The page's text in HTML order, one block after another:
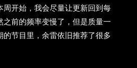
周开始，我会尽量让更新回到每
之前的频率变慢了，但是质量一
的节目里，余雷依旧推荐了很多